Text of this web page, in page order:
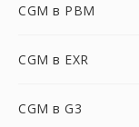
CGM в PBM
CGM в EXR
CGM в G3